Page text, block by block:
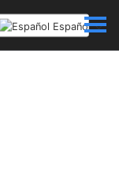
Español